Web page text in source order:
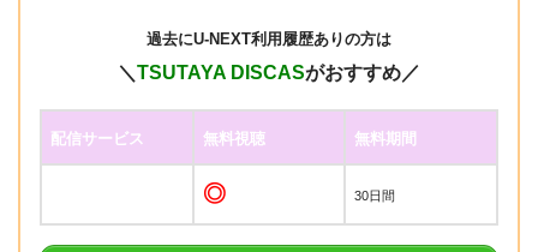
過去にU-NEXT利用履歴ありの方は
＼TSUTAYA DISCASがおすすめ／
配信サービス 無料視聴 無料期間
◎ 30日間